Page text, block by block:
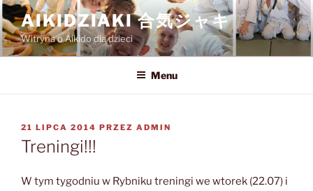
Przejdź
do
treści
AIKIDZIAKI 合気ジャキ
Witryna o Aikido dla dzieci
Menu
OPUBLIKOWANE
W
21 LIPCA 2014 PRZEZ ADMIN
Treningi!!!
W tym tygodniu w Rybniku treningi we wtorek (22.07) i